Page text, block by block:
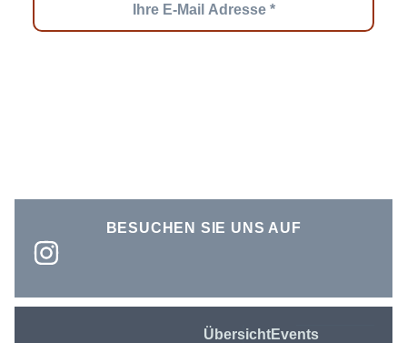
BESUCHEN SIE UNS AUF
ÜbersichtEvents